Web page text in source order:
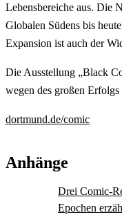
Lebensbereiche aus. Die
Globalen Südens bis
Expansion ist auch der
Die Ausstellung „Black
wegen des großen
dortmund.de/comic
Anhänge
Drei Comic-
Epochen